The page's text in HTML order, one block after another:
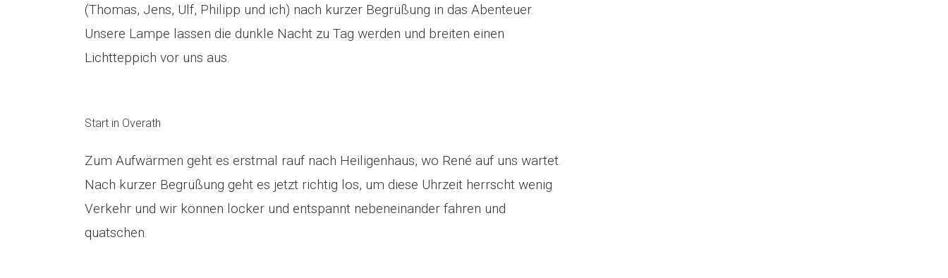
(Thomas, Jens, Ulf, Philipp und ich) nach kurzer Begrüßung in das Abenteuer.
Unsere Lampe lassen die dunkle Nacht zu Tag werden und breiten einen
Lichtteppich vor uns aus.
Start in Overath
Zum Aufwärmen geht es erstmal rauf nach Heiligenhaus, wo René auf uns wartet.
Nach kurzer Begrüßung geht es jetzt richtig los, um diese Uhrzeit herrscht wenig
Verkehr und wir können locker und entspannt nebeneinander fahren und
quatschen.